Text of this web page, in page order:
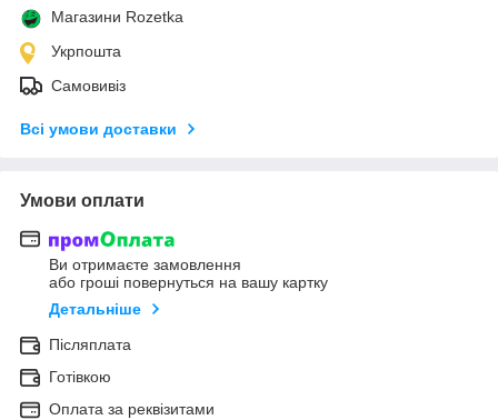
Магазини Rozetka
Укрпошта
Самовивіз
Всі умови доставки
Умови оплати
Ви отримаєте замовлення
або гроші повернуться на вашу картку
Детальніше
Післяплата
Готівкою
Оплата за реквізитами